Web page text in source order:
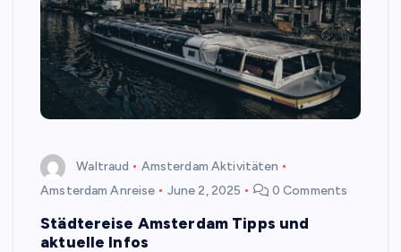
Waltraud
Amsterdam Aktivitäten
Amsterdam Anreise
June 2, 2025 0 Comments
Städtereise Amsterdam Tipps und
aktuelle Infos